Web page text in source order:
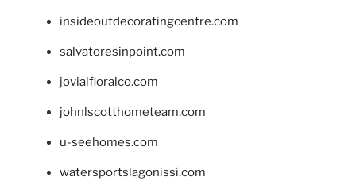
insideoutdecoratingcentre.com
salvatoresinpoint.com
jovialfloralco.com
johnlscotthometeam.com
u-seehomes.com
watersportslagonissi.com